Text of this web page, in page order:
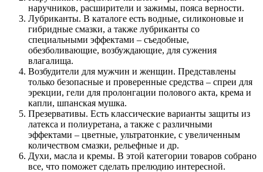
наручников, расширители и зажимы, пояса верности.
Лубриканты. В каталоге есть водные, силиконовые и
гибридные смазки, а также лубриканты со
специальными эффектами – съедобные,
обезболивающие, возбуждающие, для сужения
влагалища.
Возбудители для мужчин и женщин. Представлены
только безопасные и проверенные средства – спреи для
эрекции, гели для пролонгации полового акта, крема и
капли, шпанская мушка.
Презервативы. Есть классические варианты защиты из
латекса и полиуретана, а также с различными
эффектами – цветные, ультратонкие, с увеличенным
количеством смазки, рельефные и др.
Духи, масла и кремы. В этой категории товаров собрано
все, что поможет сделать прелюдию интересной.